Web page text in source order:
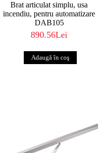
Brat articulat simplu, usa
incendiu, pentru automatizare
DAB105
890.56Lei